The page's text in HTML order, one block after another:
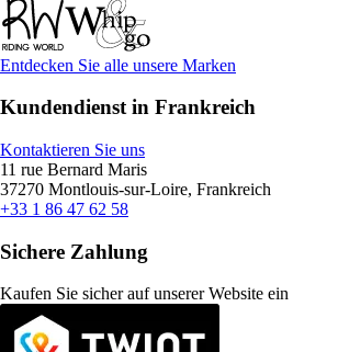
Entdecken Sie alle unsere Marken
Kundendienst in Frankreich
Kontaktieren Sie uns
11 rue Bernard Maris
37270 Montlouis-sur-Loire, Frankreich
+33 1 86 47 62 58
Sichere Zahlung
Kaufen Sie sicher auf unserer Website ein